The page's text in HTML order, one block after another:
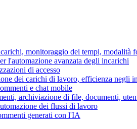
monitoraggio dei tempi, modalità
l'automazione avanzata degli incarichi
di accesso
dei carichi di lavoro, efficienza negli
e chat mobile
archiviazione di file, documenti,
dei flussi di lavoro
generati con l'IA